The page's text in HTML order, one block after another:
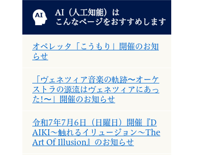
高齢者・介護 ご不幸
ご利用ガイド
AI（人工知能）は
こんなページをおすすめします
オペレッタ「こうもり」開催のお知
らせ
「ヴェネツィア音楽の軌跡〜オーケ
ストラの源流はヴェネツィアにあっ
た!〜」開催のお知らせ
令和7年7月6日（日曜日）開催『D
AIKI～触れるイリュージョン～The
Art Of Illusion』のお知らせ